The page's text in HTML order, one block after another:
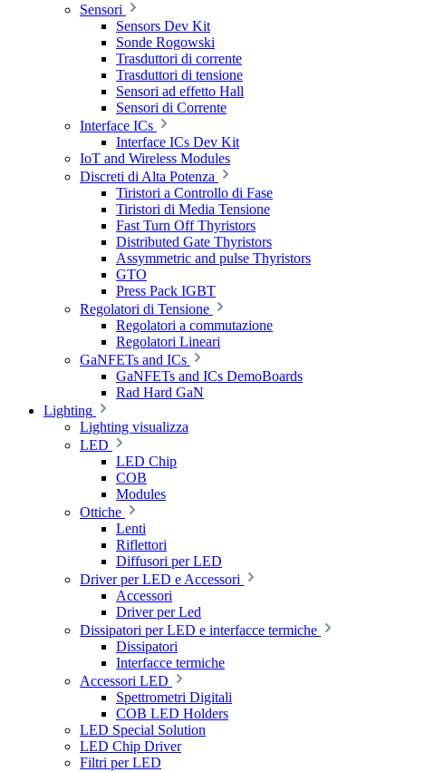
Sensori
Sensors Dev Kit
Sonde Rogowski
Trasduttori di corrente
Trasduttori di tensione
Sensori ad effetto Hall
Sensori di Corrente
Interface ICs
Interface ICs Dev Kit
IoT and Wireless Modules
Discreti di Alta Potenza
Tiristori a Controllo di Fase
Tiristori di Media Tensione
Fast Turn Off Thyristors
Distributed Gate Thyristors
Assymmetric and pulse Thyristors
GTO
Press Pack IGBT
Regolatori di Tensione
Regolatori a commutazione
Regolatori Lineari
GaNFETs and ICs
GaNFETs and ICs DemoBoards
Rad Hard GaN
Lighting
Lighting visualizza
LED
LED Chip
COB
Modules
Ottiche
Lenti
Riflettori
Diffusori per LED
Driver per LED e Accessori
Accessori
Driver per Led
Dissipatori per LED e interfacce termiche
Dissipatori
Interfacce termiche
Accessori LED
Spettrometri Digitali
COB LED Holders
LED Special Solution
LED Chip Driver
Filtri per LED